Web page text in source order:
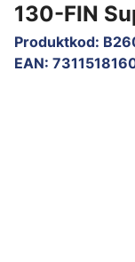
130-FIN
Produktkod:
EAN: